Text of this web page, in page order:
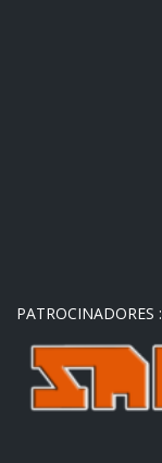
PATROCINADORES :